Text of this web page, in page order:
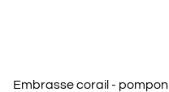
Embrasse corail - pompon